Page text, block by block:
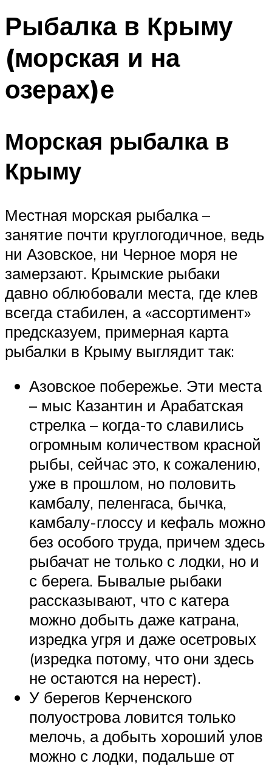
Рыбалка в Крыму
(морская и на
озерах)е
Морская рыбалка в
Крыму
Местная морская рыбалка –
занятие почти круглогодичное, ведь
ни Азовское, ни Черное моря не
замерзают. Крымские рыбаки
давно облюбовали места, где клев
всегда стабилен, а «ассортимент»
предсказуем, примерная карта
рыбалки в Крыму выглядит так:
Азовское побережье. Эти места
– мыс Казантин и Арабатская
стрелка – когда-то славились
огромным количеством красной
рыбы, сейчас это, к сожалению,
уже в прошлом, но половить
камбалу, пеленгаса, бычка,
камбалу-глоссу и кефаль можно
без особого труда, причем здесь
рыбачат не только с лодки, но и
с берега. Бывалые рыбаки
рассказывают, что с катера
можно добыть даже катрана,
изредка угря и даже осетровых
(изредка потому, что они здесь
не остаются на нерест).
У берегов Керченского
полуострова ловится только
мелочь, а добыть хороший улов
можно с лодки, подальше от